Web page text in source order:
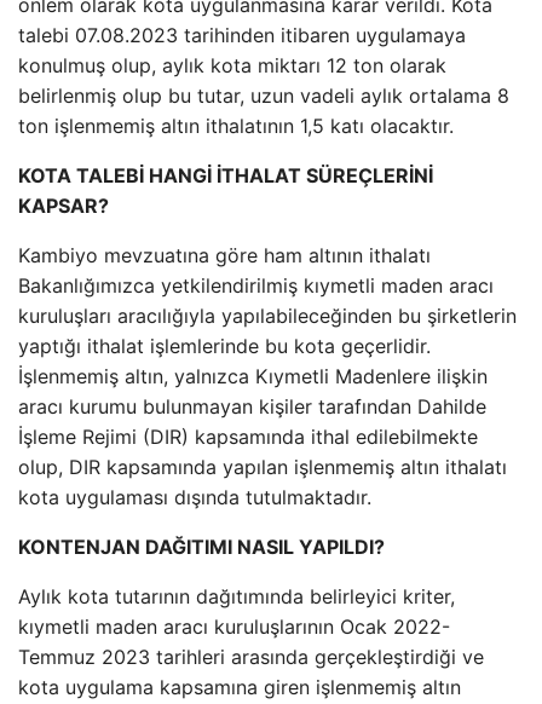
önlem olarak kota uygulanmasına karar verildi. Kota
talebi 07.08.2023 tarihinden itibaren uygulamaya
konulmuş olup, aylık kota miktarı 12 ton olarak
belirlenmiş olup bu tutar, uzun vadeli aylık ortalama 8
ton işlenmemiş altın ithalatının 1,5 katı olacaktır.
KOTA TALEBİ HANGİ İTHALAT SÜREÇLERİNİ
KAPSAR?
Kambiyo mevzuatına göre ham altının ithalatı
Bakanlığımızca yetkilendirilmiş kıymetli maden aracı
kuruluşları aracılığıyla yapılabileceğinden bu şirketlerin
yaptığı ithalat işlemlerinde bu kota geçerlidir.
İşlenmemiş altın, yalnızca Kıymetli Madenlere ilişkin
aracı kurumu bulunmayan kişiler tarafından Dahilde
İşleme Rejimi (DIR) kapsamında ithal edilebilmekte
olup, DIR kapsamında yapılan işlenmemiş altın ithalatı
kota uygulaması dışında tutulmaktadır.
KONTENJAN DAĞITIMI NASIL YAPILDI?
Aylık kota tutarının dağıtımında belirleyici kriter,
kıymetli maden aracı kuruluşlarının Ocak 2022-
Temmuz 2023 tarihleri ​​arasında gerçekleştirdiği ve
kota uygulama kapsamına giren işlenmemiş altın